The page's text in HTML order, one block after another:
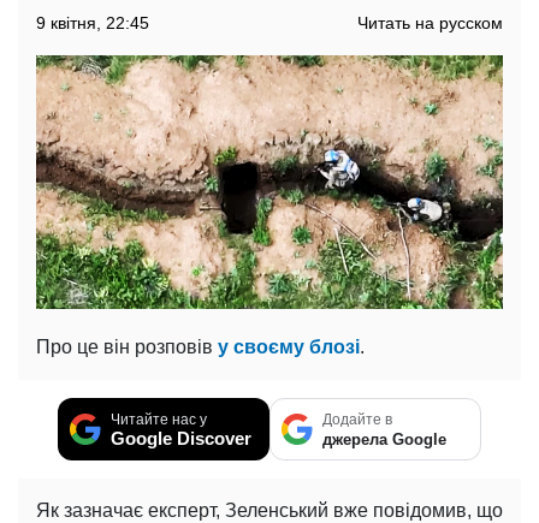
9 квітня, 22:45 Читать на русском
Про це він розповів у своєму блозі.
Читайте нас у
Google Discover
Додайте в
джерела Google
Як зазначає експерт, Зеленський вже повідомив, що